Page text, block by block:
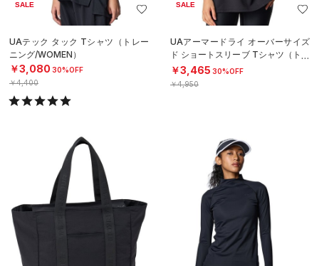
SALE
UAテック タック Tシャツ（トレー
ニング/WOMEN）
￥3,080 30%OFF
￥4,400
SALE
UAアーマードライ オーバーサイズ
ド ショートスリーブ Tシャツ（トレ
ーニング/WOMEN）
￥3,465 30%OFF
￥4,950